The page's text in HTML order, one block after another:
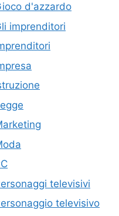
d'azzardo
imprenditori
televisivi
televisivo